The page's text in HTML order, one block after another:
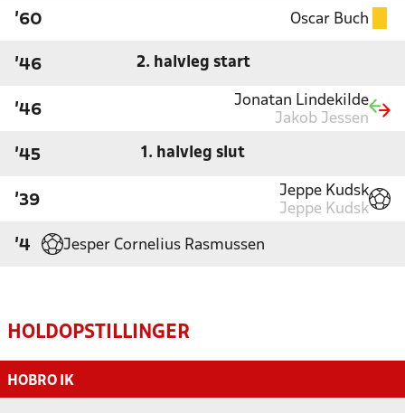
'60 Oscar Buch
'46 2. halvleg start
'46
Jonatan Lindekilde
Jakob Jessen
'45 1. halvleg slut
'39
Jeppe Kudsk
Jeppe Kudsk
'4 Jesper Cornelius Rasmussen
HOLDOPSTILLINGER
HOBRO IK